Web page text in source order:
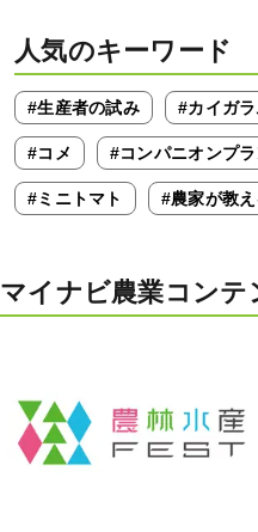
人気のキーワード
#生産者の試み #カイガ
#コメ #コンパニオンプ
#ミニトマト #農家が教
マイナビ農業コンテ